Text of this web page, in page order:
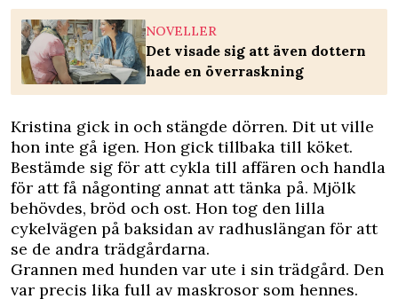
NOVELLER
Det visade sig att även dottern
hade en överraskning
Kristina gick in och stängde dörren. Dit ut ville
hon inte gå igen. Hon gick tillbaka till köket.
Bestämde sig för att cykla till affären och handla
för att få någonting annat att tänka på. Mjölk
behövdes, bröd och ost. Hon tog den lilla
cykelvägen på baksidan av radhuslängan för att
se de andra trädgårdarna.
Grannen med hunden var ute i sin trädgård. Den
var precis lika full av maskrosor som hennes.